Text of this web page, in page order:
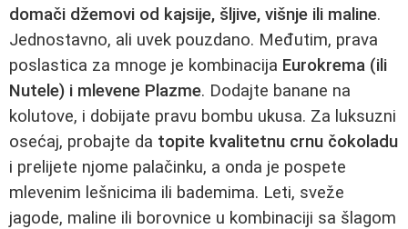
domači džemovi od kajsije, šljive, višnje ili maline.
Jednostavno, ali uvek pouzdano. Međutim, prava
poslastica za mnoge je kombinacija Eurokrema (ili
Nutele) i mlevene Plazme. Dodajte banane na
kolutove, i dobijate pravu bombu ukusa. Za luksuzni
osećaj, probajte da topite kvalitetnu crnu čokoladu
i prelijete njome palačinku, a onda je pospete
mlevenim lešnicima ili bademima. Leti, sveže
jagode, maline ili borovnice u kombinaciji sa šlagom